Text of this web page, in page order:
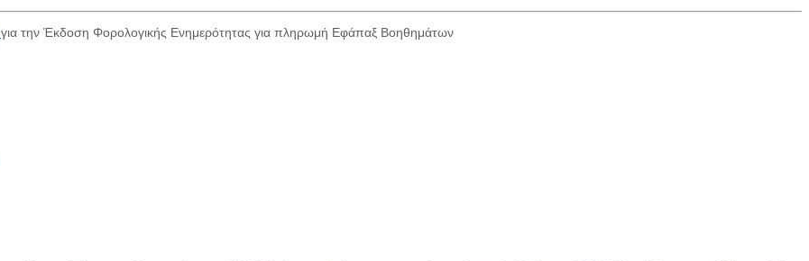
για την Έκδοση Φορολογικής Ενημερότητας για πληρωμή Εφάπαξ Βοηθημάτων